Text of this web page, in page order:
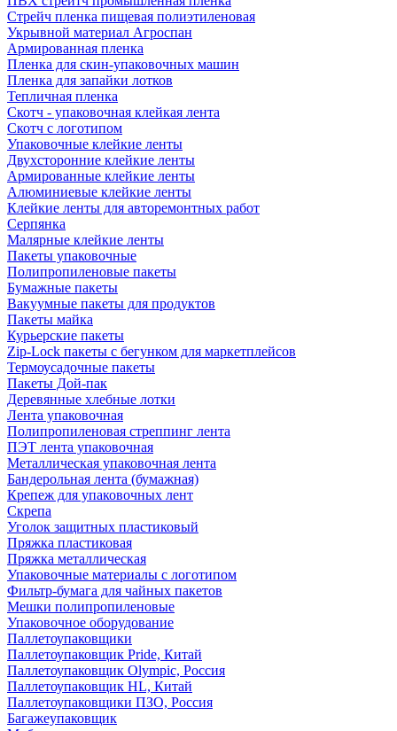
Стрейч пленка пищевая полиэтиленовая
Укрывной материал Агроспан
Армированная пленка
Пленка для скин-упаковочных машин
Пленка для запайки лотков
Тепличная пленка
Скотч - упаковочная клейкая лента
Скотч с логотипом
Упаковочные клейкие ленты
Двухсторонние клейкие ленты
Армированные клейкие ленты
Алюминиевые клейкие ленты
Клейкие ленты для авторемонтных работ
Серпянка
Малярные клейкие ленты
Пакеты упаковочные
Полипропиленовые пакеты
Бумажные пакеты
Вакуумные пакеты для продуктов
Пакеты майка
Курьерские пакеты
Zip-Lock пакеты с бегунком для маркетплейсов
Термоусадочные пакеты
Пакеты Дой-пак
Деревянные хлебные лотки
Лента упаковочная
Полипропиленовая стреппинг лента
ПЭТ лента упаковочная
Металлическая упаковочная лента
Бандерольная лента (бумажная)
Крепеж для упаковочных лент
Скрепа
Уголок защитных пластиковый
Пряжка пластиковая
Пряжка металлическая
Упаковочные материалы с логотипом
Фильтр-бумага для чайных пакетов
Мешки полипропиленовые
Упаковочное оборудование
Паллетоупаковщики
Паллетоупаковщик Pride, Китай
Паллетоупаковщик Olympic, Россия
Паллетоупаковщик HL, Китай
Паллетоупаковщики ПЗО, Россия
Багажеупаковщик